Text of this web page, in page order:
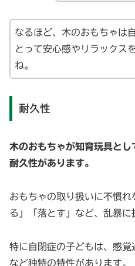
なるほど、木のおもちゃは
とって安心感やリラックス
ね。
耐久性
木のおもちゃが知育玩具とし
耐久性があります。
おもちゃの取り扱いに不慣
る」「落とす」など、乱暴に
特に自閉症の子どもは、感
など独特の特性があります。